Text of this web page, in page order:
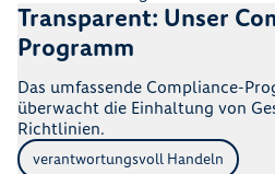
Transparent: Unser
Programm
Das umfassende Compliance-
überwacht die Einhaltung von
Richtlinien.
verantwortungsvoll Handeln